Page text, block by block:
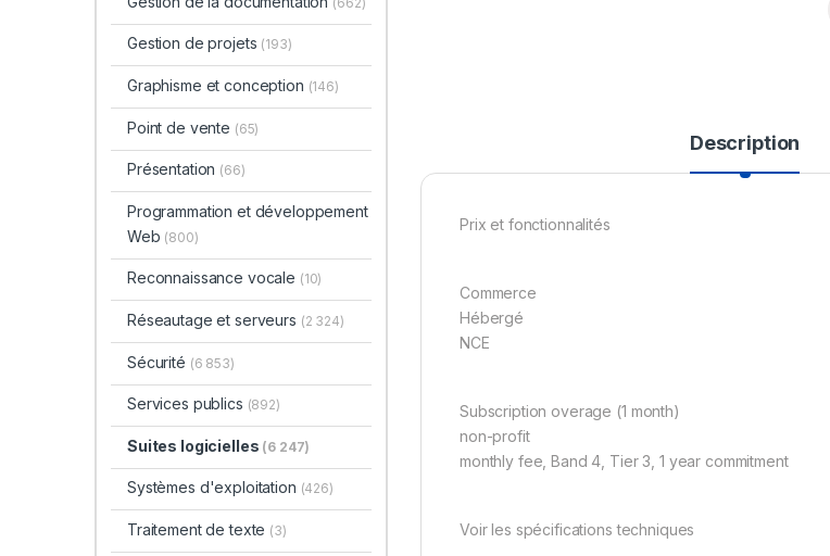
Description
Prix et fonctionnalités
Commerce
Hébergé
NCE
Subscription overage (1 month)
non-profit
monthly fee, Band 4, Tier 3, 1 year commitment
Voir les spécifications techniques
Gestion de projets (193)
Graphisme et conception (146)
Point de vente (65)
Présentation (66)
Programmation et développement
Web (800)
Reconnaissance vocale (10)
Réseautage et serveurs (2 324)
Sécurité (6 853)
Services publics (892)
Suites logicielles (6 247)
Systèmes d'exploitation (426)
Traitement de texte (3)